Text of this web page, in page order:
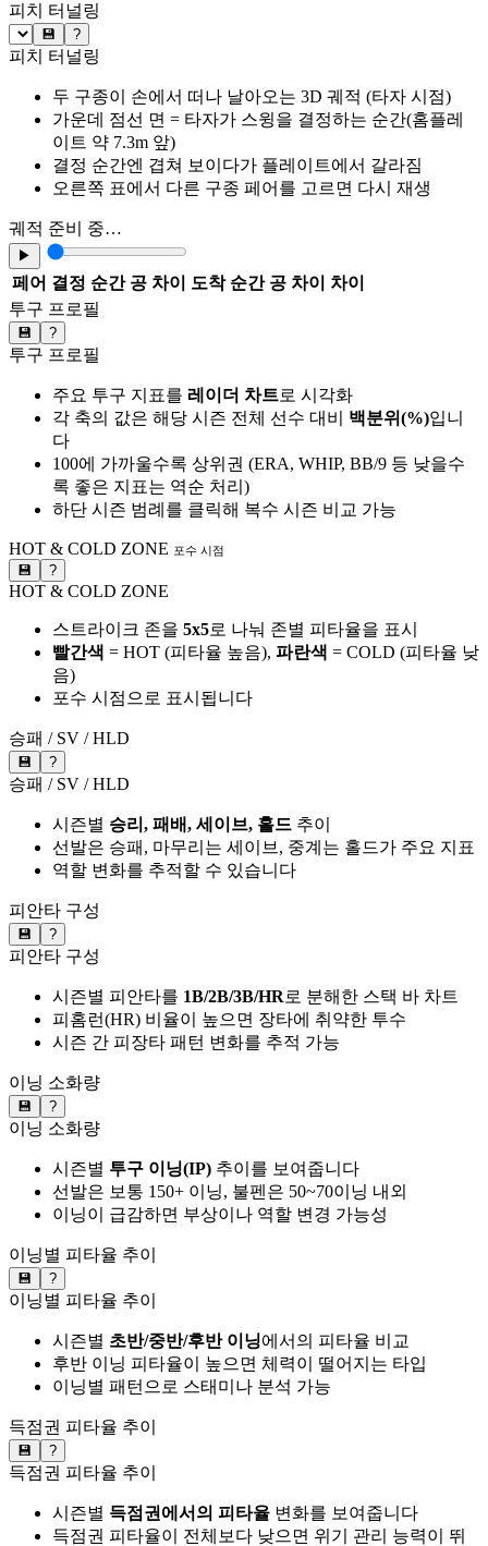
피치 터널링
💾 ?
피치 터널링
두 구종이 손에서 떠나 날아오는 3D 궤적 (타자 시점)
가운데 점선 면 = 타자가 스윙을 결정하는 순간(홈플레
이트 약 7.3m 앞)
결정 순간엔 겹쳐 보이다가 플레이트에서 갈라짐
오른쪽 표에서 다른 구종 페어를 고르면 다시 재생
궤적 준비 중…
▶
페어 결정 순간 공 차이 도착 순간 공 차이
차이
투구 프로필
💾 ?
투구 프로필
주요 투구 지표를 레이더 차트로 시각화
각 축의 값은 해당 시즌 전체 선수 대비 백분위(%)입니
다
100에 가까울수록 상위권 (ERA, WHIP, BB/9 등 낮을수
록 좋은 지표는 역순 처리)
하단 시즌 범례를 클릭해 복수 시즌 비교 가능
HOT & COLD ZONE 포수 시점
💾 ?
HOT & COLD ZONE
스트라이크 존을 5x5로 나눠 존별 피타율을 표시
빨간색 = HOT (피타율 높음), 파란색 = COLD (피타율 낮
음)
포수 시점으로 표시됩니다
승패 / SV / HLD
💾 ?
승패 / SV / HLD
시즌별 승리, 패배, 세이브, 홀드 추이
선발은 승패, 마무리는 세이브, 중계는 홀드가 주요 지표
역할 변화를 추적할 수 있습니다
피안타 구성
💾 ?
피안타 구성
시즌별 피안타를 1B/2B/3B/HR로 분해한 스택 바 차트
피홈런(HR) 비율이 높으면 장타에 취약한 투수
시즌 간 피장타 패턴 변화를 추적 가능
이닝 소화량
💾 ?
이닝 소화량
시즌별 투구 이닝(IP) 추이를 보여줍니다
선발은 보통 150+ 이닝, 불펜은 50~70이닝 내외
이닝이 급감하면 부상이나 역할 변경 가능성
이닝별 피타율 추이
💾 ?
이닝별 피타율 추이
시즌별 초반/중반/후반 이닝에서의 피타율 비교
후반 이닝 피타율이 높으면 체력이 떨어지는 타입
이닝별 패턴으로 스태미나 분석 가능
득점권 피타율 추이
💾 ?
득점권 피타율 추이
시즌별 득점권에서의 피타율 변화를 보여줍니다
득점권 피타율이 전체보다 낮으면 위기 관리 능력이 뛰